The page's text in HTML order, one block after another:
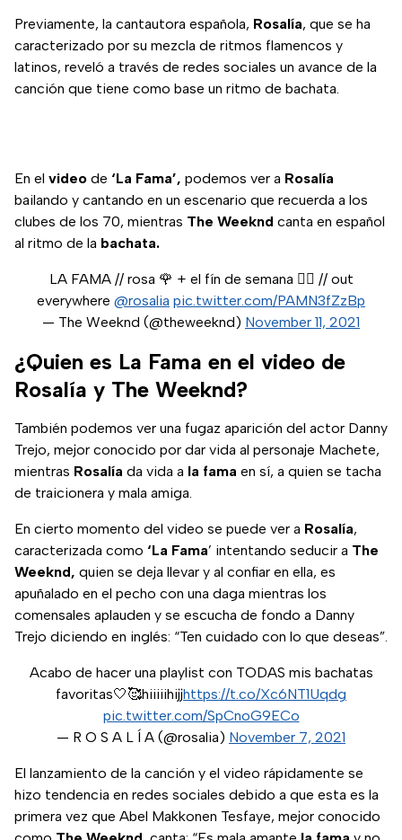
Previamente, la cantautora española, Rosalía, que se ha
caracterizado por su mezcla de ritmos flamencos y
latinos, reveló a través de redes sociales un avance de la
canción que tiene como base un ritmo de bachata.
En el video de ‘La Fama’, podemos ver a Rosalía
bailando y cantando en un escenario que recuerda a los
clubes de los 70, mientras The Weeknd canta en español
al ritmo de la bachata.
LA FAMA // rosa 🌹 + el fín de semana ❤️‍🔥 // out
everywhere @rosalia pic.twitter.com/PAMN3fZzBp
— The Weeknd (@theweeknd) November 11, 2021
¿Quien es La Fama en el video de
Rosalía y The Weeknd?
También podemos ver una fugaz aparición del actor Danny
Trejo, mejor conocido por dar vida al personaje Machete,
mientras Rosalía da vida a la fama en sí, a quien se tacha
de traicionera y mala amiga.
En cierto momento del video se puede ver a Rosalía,
caracterizada como ‘La Fama’ intentando seducir a The
Weeknd, quien se deja llevar y al confiar en ella, es
apuñalado en el pecho con una daga mientras los
comensales aplauden y se escucha de fondo a Danny
Trejo diciendo en inglés: “Ten cuidado con lo que deseas”.
Acabo de hacer una playlist con TODAS mis bachatas
favoritas🤍🥰hiiiiihijjhttps://t.co/Xc6NT1Uqdg
pic.twitter.com/SpCnoG9ECo
— R O S A L Í A (@rosalia) November 7, 2021
El lanzamiento de la canción y el video rápidamente se
hizo tendencia en redes sociales debido a que esta es la
primera vez que Abel Makkonen Tesfaye, mejor conocido